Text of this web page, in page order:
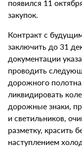
появился 11
закупок.
Контракт с
заключить до 31
документации
проводить
дорожного
ликвидировать
дорожные знаки,
и светильников,
разметку, красить
наступлением